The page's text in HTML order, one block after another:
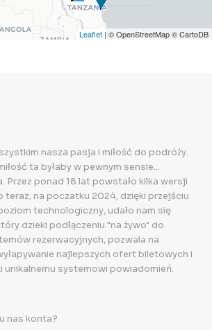
Leaflet | © OpenStreetMap © CartoDB
nasza pasja i miłość do podróży.
ta byłaby w pewnym sensie...
Przez ponad 18 lat powstało kilka wersji
teraz, na poczatku 2024, dzięki przejściu
technologiczny, udało nam się
dzieki podłączeniu "na żywo" do
rezerwacyjnych, pozwala na
najlepszych ofert biletowych i
unikalnemu systemowi powiadomień.
nas konta?